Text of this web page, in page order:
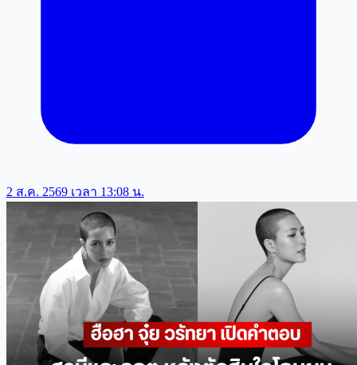
2 ส.ค. 2569 เวลา 13:08 น.